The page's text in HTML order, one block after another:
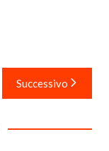
Successivo